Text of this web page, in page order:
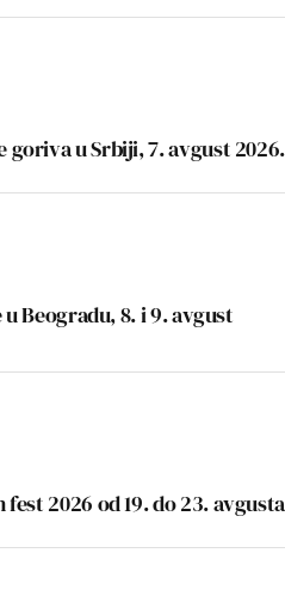
goriva u Srbiji, 7. avgust 2026.
Beogradu, 8. i 9. avgust
fest 2026 od 19. do 23. avgusta